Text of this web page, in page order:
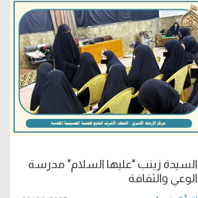
السيدة زينب "عليها السلام" مدرسة
الوعي والثقافة